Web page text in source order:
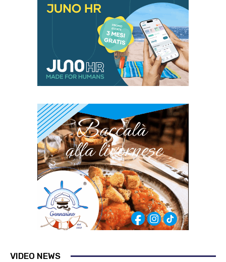
VIDEO NEWS